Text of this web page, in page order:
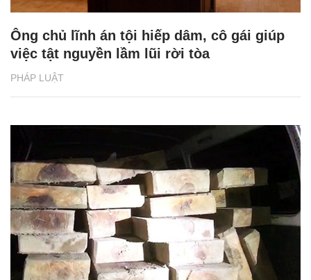
PHÁP LUẬT
Ông chủ lĩnh án tội hiếp dâm, cô gái giúp
việc tật nguyền lầm lũi rời tòa